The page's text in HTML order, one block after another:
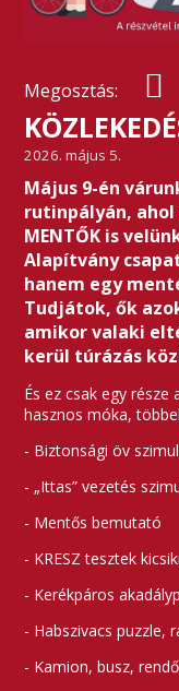
Megosztás:
2026. május 5.
Május 9-én
rutinpályán, ahol
MENTŐK is
Alapítvány
hanem egy
Tudjátok, ők
amikor valaki
kerül túrázás
És ez csak egy
hasznos móka,
- Biztonsági öv
- „Ittas” vezetés
- Mentős bemutató
- KRESZ tesztek
- Kerékpáros
- Habszivacs puzzle,
- Kamion, busz,